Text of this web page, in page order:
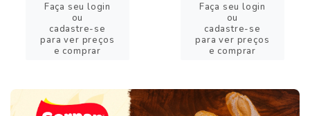
Faça seu login
ou
cadastre-se
para ver preços
e comprar
Faça seu login
ou
cadastre-se
para ver preços
e comprar